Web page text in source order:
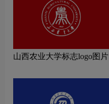
山西农业大学标志logo图片